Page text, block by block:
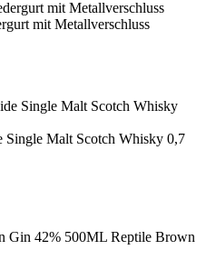
mit Metallverschluss
Single Malt Scotch Whisky 0,7